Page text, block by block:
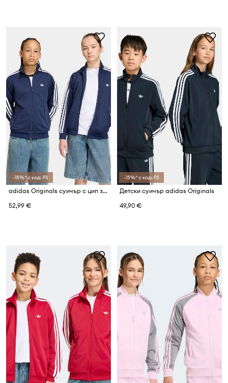
-15%* с код: FS
adidas Originals суичър с цип за деца
52,99 €
-15%* с код: FS
Детски суичър adidas Originals
49,90 €